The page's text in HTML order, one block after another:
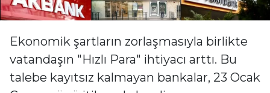
Ekonomik şartların zorlaşmasıyla birlikte
vatandaşın "Hızlı Para" ihtiyacı arttı. Bu
talebe kayıtsız kalmayan bankalar, 23 Ocak